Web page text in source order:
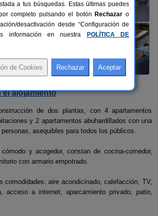
el alojamiento
de dos plantas, con 4 apartamentos
y 2 apartamentos abuhardillados con una
asequibles para todos los públicos.
y acogedor, constan de cocina-comedor,
con armario empotrado.
comodidades: aire acondicinado, calefacción, TV,
acceso a internet, aparcamiento privado, patio,
a tus búsquedas. Estas últimas puedes
completo pulsando el botón Rechazar o
desactivación desde “Configuración de
información en nuestra
POLÍTICA DE